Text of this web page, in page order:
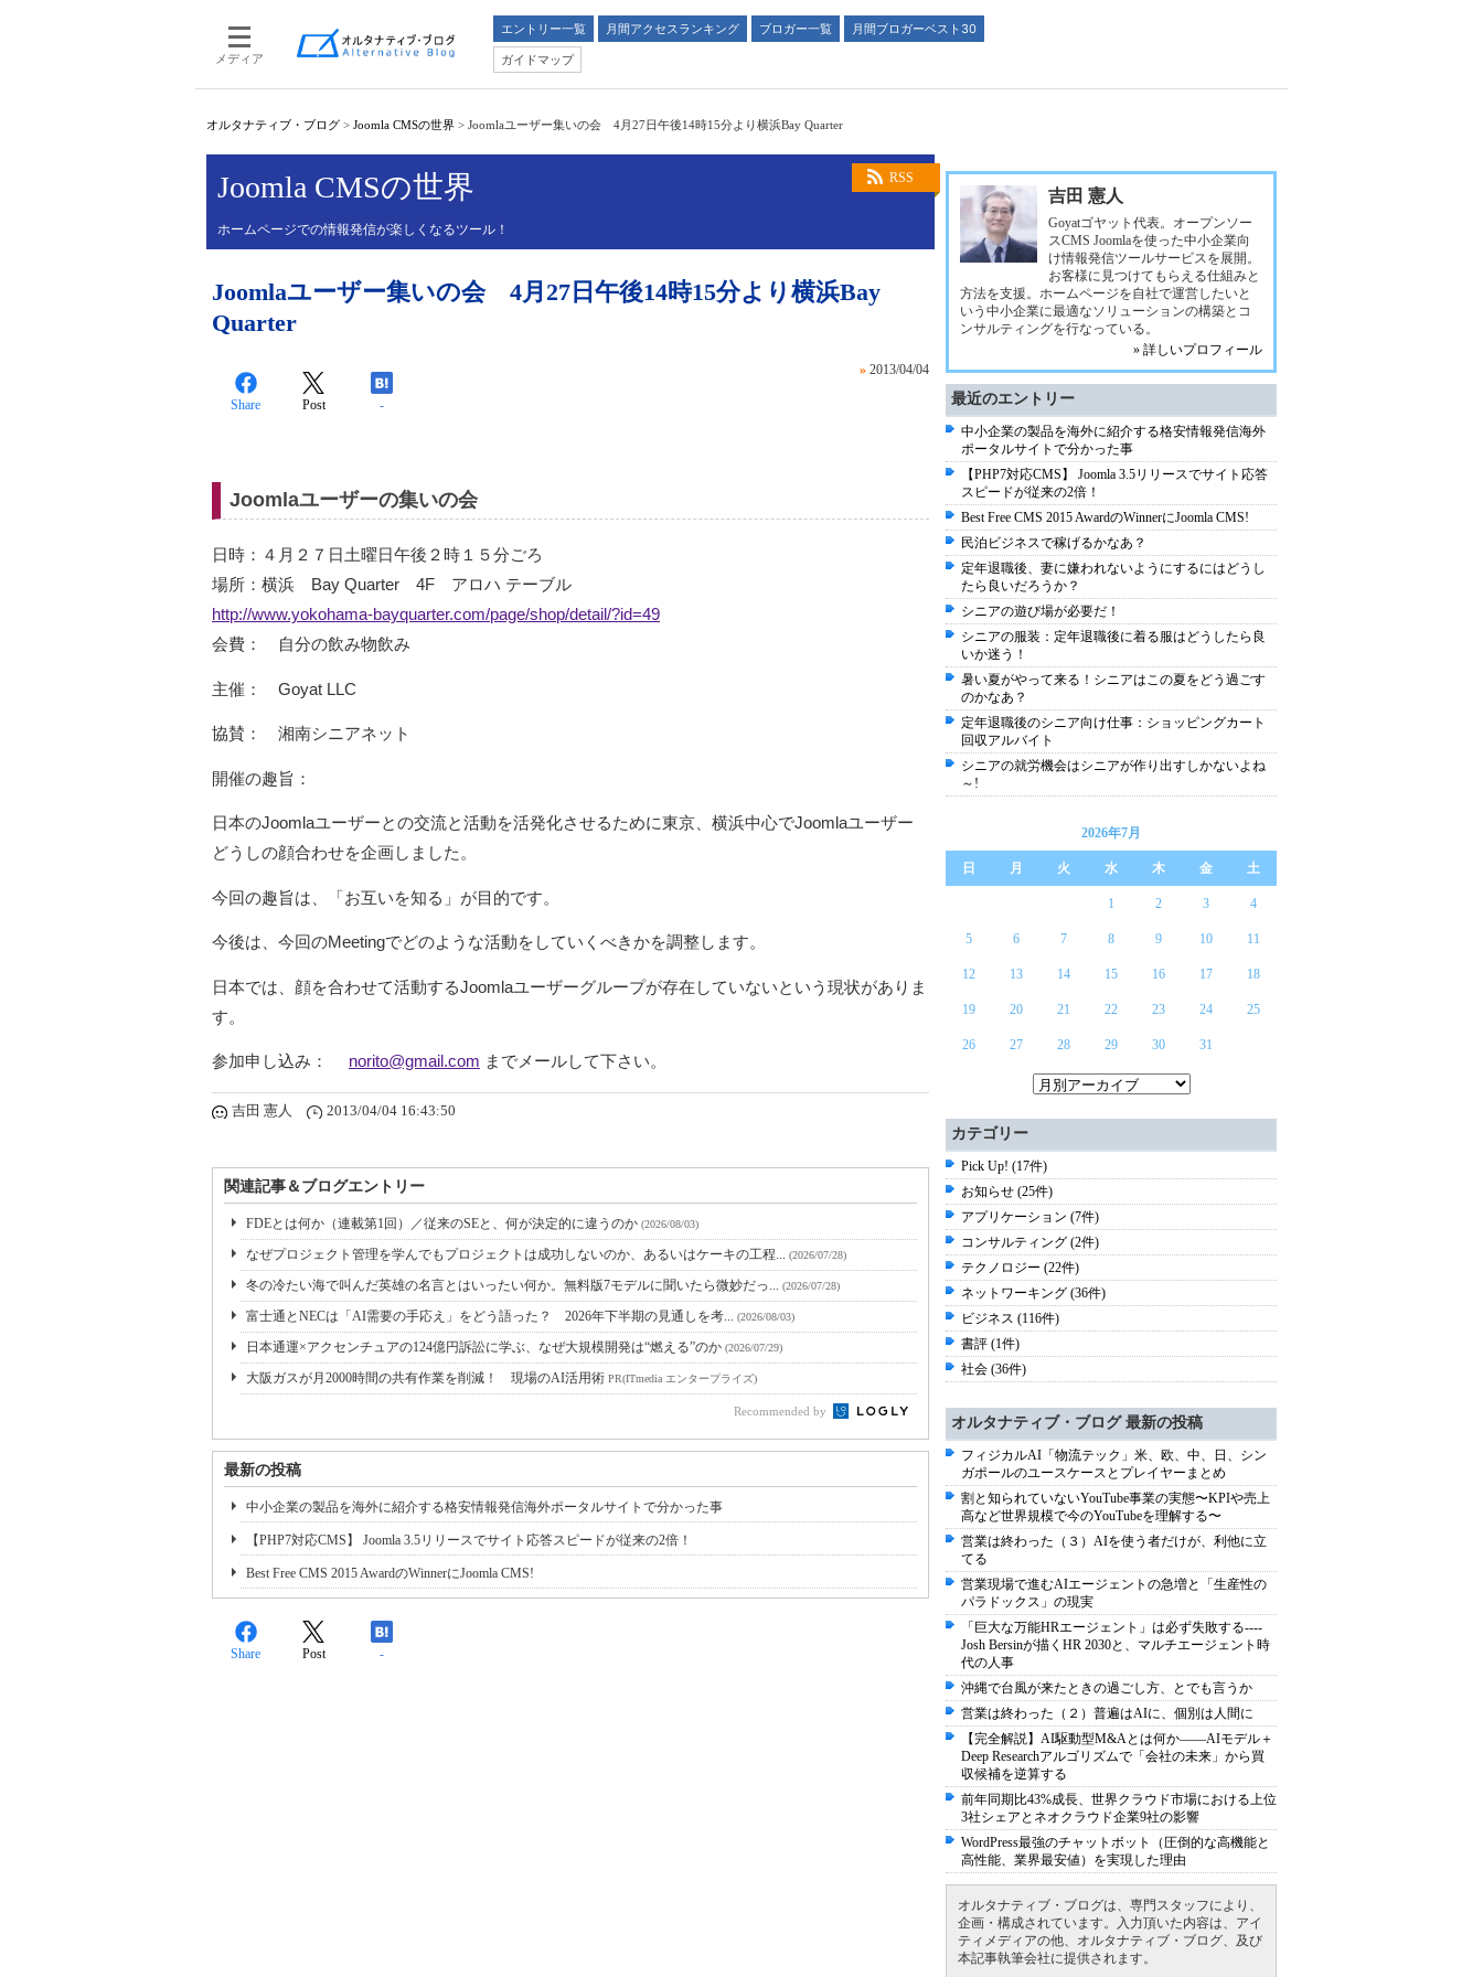
メディア
エントリー一覧 月間アクセスランキング ブロガー一覧
月間ブロガーベスト30
ガイドマップ
オルタナティブ・ブログ > Joomla CMSの世界 > Joomlaユーザー集いの会 4月27日午後14時15分より横浜Bay Quarter
RSS
Joomla CMSの世界
ホームページでの情報発信が楽しくなるツール！
Joomlaユーザー集いの会 4月27日午後14時15分より横浜Bay
Quarter
» 2013/04/04
Share Post -
Joomlaユーザーの集いの会
日時：４月２７日土曜日午後２時１５分ごろ
場所：横浜 Bay Quarter 4F アロハ テーブル
http://www.yokohama-bayquarter.com/page/shop/detail/?id=49
会費： 自分の飲み物飲み
主催： Goyat LLC
協賛： 湘南シニアネット
開催の趣旨：
日本のJoomlaユーザーとの交流と活動を活発化させるために東京、横浜中心でJoomlaユーザー
どうしの顔合わせを企画しました。
今回の趣旨は、「お互いを知る」が目的です。
今後は、今回のMeetingでどのような活動をしていくべきかを調整します。
日本では、顔を合わせて活動するJoomlaユーザーグループが存在していないという現状がありま
す。
参加申し込み： norito@gmail.com までメールして下さい。
吉田 憲人 2013/04/04 16:43:50
関連記事＆ブログエントリー
FDEとは何か（連載第1回）／従来のSEと、何が決定的に違うのか (2026/08/03)
なぜプロジェクト管理を学んでもプロジェクトは成功しないのか、あるいはケーキの工程... (2026/07/28)
冬の冷たい海で叫んだ英雄の名言とはいったい何か。無料版7モデルに聞いたら微妙だっ... (2026/07/28)
富士通とNECは「AI需要の手応え」をどう語った？ 2026年下半期の見通しを考... (2026/08/03)
日本通運×アクセンチュアの124億円訴訟に学ぶ、なぜ大規模開発は“燃える”のか (2026/07/29)
大阪ガスが月2000時間の共有作業を削減！ 現場のAI活用術 PR(ITmedia エンタープライズ)
Recommended by
最新の投稿
中小企業の製品を海外に紹介する格安情報発信海外ポータルサイトで分かった事
【PHP7対応CMS】 Joomla 3.5リリースでサイト応答スピードが従来の2倍！
Best Free CMS 2015 AwardのWinnerにJoomla CMS!
Share Post -
吉田 憲人
Goyatゴヤット代表。オープンソー
スCMS Joomlaを使った中小企業向
け情報発信ツールサービスを展開。
お客様に見つけてもらえる仕組みと
方法を支援。ホームページを自社で運営したいと
いう中小企業に最適なソリューションの構築とコ
ンサルティングを行なっている。
» 詳しいプロフィール
最近のエントリー
中小企業の製品を海外に紹介する格安情報発信海外
ポータルサイトで分かった事
【PHP7対応CMS】 Joomla 3.5リリースでサイト応答
スピードが従来の2倍！
Best Free CMS 2015 AwardのWinnerにJoomla CMS!
民泊ビジネスで稼げるかなあ？
定年退職後、妻に嫌われないようにするにはどうし
たら良いだろうか？
シニアの遊び場が必要だ！
シニアの服装：定年退職後に着る服はどうしたら良
いか迷う！
暑い夏がやって来る！シニアはこの夏をどう過ごす
のかなあ？
定年退職後のシニア向け仕事：ショッピングカート
回収アルバイト
シニアの就労機会はシニアが作り出すしかないよね
～!
2026年7月
日 月 火 水 木 金 土
1 2 3 4
5 6 7 8 9 10 11
12 13 14 15 16 17 18
19 20 21 22 23 24 25
26 27 28 29 30 31
カテゴリー
Pick Up! (17件)
お知らせ (25件)
アプリケーション (7件)
コンサルティング (2件)
テクノロジー (22件)
ネットワーキング (36件)
ビジネス (116件)
書評 (1件)
社会 (36件)
オルタナティブ・ブログ 最新の投稿
フィジカルAI「物流テック」米、欧、中、日、シン
ガポールのユースケースとプレイヤーまとめ
割と知られていないYouTube事業の実態〜KPIや売上
高など世界規模で今のYouTubeを理解する〜
営業は終わった（３）AIを使う者だけが、利他に立
てる
営業現場で進むAIエージェントの急増と「生産性の
パラドックス」の現実
「巨大な万能HRエージェント」は必ず失敗する----
Josh Bersinが描くHR 2030と、マルチエージェント時
代の人事
沖縄で台風が来たときの過ごし方、とでも言うか
営業は終わった（２）普遍はAIに、個別は人間に
【完全解説】AI駆動型M&Aとは何か――AIモデル＋
Deep Researchアルゴリズムで「会社の未来」から買
収候補を逆算する
前年同期比43%成長、世界クラウド市場における上位
3社シェアとネオクラウド企業9社の影響
WordPress最強のチャットボット（圧倒的な高機能と
高性能、業界最安値）を実現した理由
オルタナティブ・ブログは、専門スタッフにより、
企画・構成されています。入力頂いた内容は、アイ
ティメディアの他、オルタナティブ・ブログ、及び
本記事執筆会社に提供されます。